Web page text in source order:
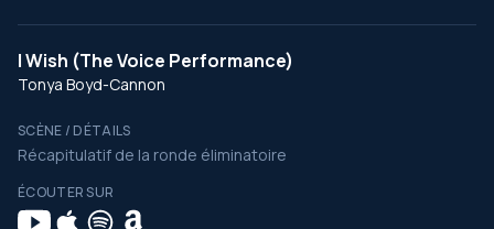
I Wish (The Voice Performance)
Tonya Boyd-Cannon
SCÈNE / DÉTAILS
Récapitulatif de la ronde éliminatoire
ÉCOUTER SUR